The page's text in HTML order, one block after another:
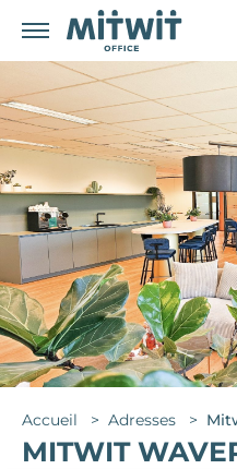
Accueil > Adresses >
MITWIT